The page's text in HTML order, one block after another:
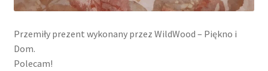
Przemiły prezent wykonany przez WildWood – Piękno i
Dom.
Polecam!